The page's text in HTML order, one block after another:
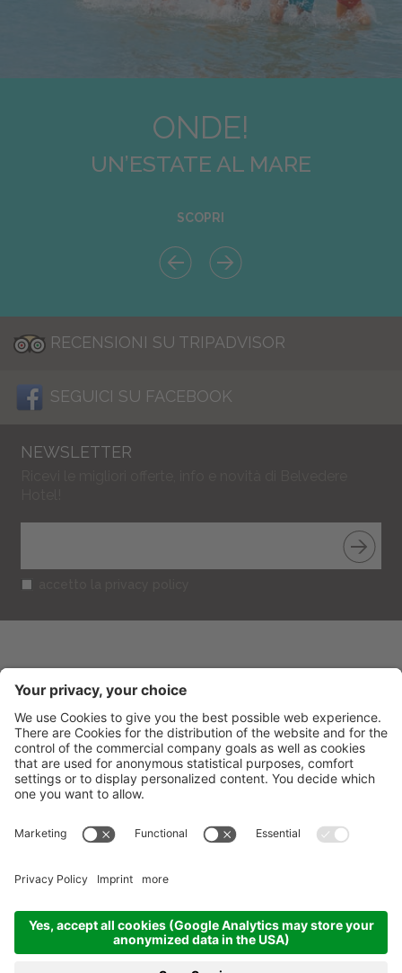
ONDE!
UN’ESTATE AL MARE
SCOPRI
RECENSIONI SU TRIPADVISOR
SEGUICI SU FACEBOOK
NEWSLETTER
BELVEDERE HOTEL
V.le Gramsci 95 -47838 Riccione(RN) Italia
Tel.+39 0541 601506 Fax+39 0541 691394
info@belvederericcione.com
Part. IVA 01603580406
Sitemap
Impostazione dei Cookies
Privacy